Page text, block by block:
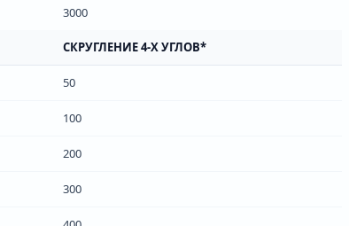
3000
СКРУГЛЕНИЕ 4-Х УГЛОВ*
50
100
200
300